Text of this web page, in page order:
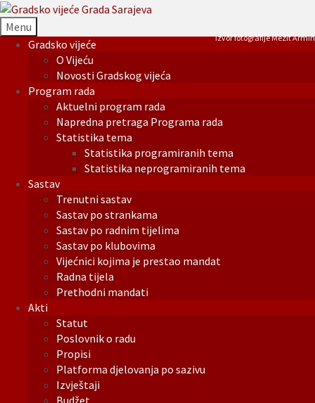
Menu
Gradsko vijeće
O Vijeću
Novosti Gradskog vijeća
Program rada
Aktuelni program rada
Napredna pretraga Programa rada
Statistika tema
Statistika programiranih tema
Statistika neprogramiranih tema
Sastav
Trenutni sastav
Sastav po strankama
Sastav po radnim tijelima
Sastav po klubovima
Vijećnici kojima je prestao mandat
Radna tijela
Prethodni mandati
Akti
Statut
Poslovnik o radu
Propisi
Platforma djelovanja po sazivu
Izvještaji
Izvor fotografije Mezit Armin